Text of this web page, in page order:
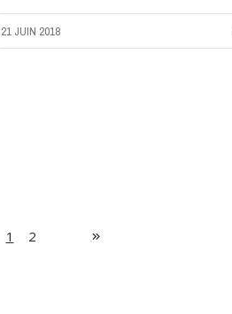
21 JUIN 2018
1 2